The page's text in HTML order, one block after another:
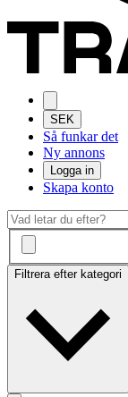
SEK
Så funkar det
Ny annons
Logga in
Skapa konto
Filtrera efter kategori